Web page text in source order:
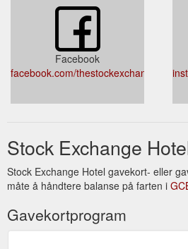
Facebook
facebook.com/thestockexchangehotel
Stock Exchange
Stock Exchange Hotel gavekort- eller
måte å håndtere balanse på farten i
Gavekortprogram